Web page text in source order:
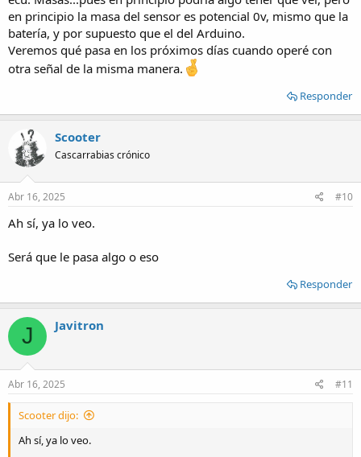
en principio la masa del sensor es potencial 0v, mismo que la
batería, y por supuesto que el del Arduino.
Veremos qué pasa en los próximos días cuando operé con
otra señal de la misma manera.
Responder
Scooter
Cascarrabias crónico
Abr 16, 2025 #10
Ah sí, ya lo veo.
Será que le pasa algo o eso
Responder
J Javitron
Abr 16, 2025 #11
Scooter dijo:
Ah sí, ya lo veo.